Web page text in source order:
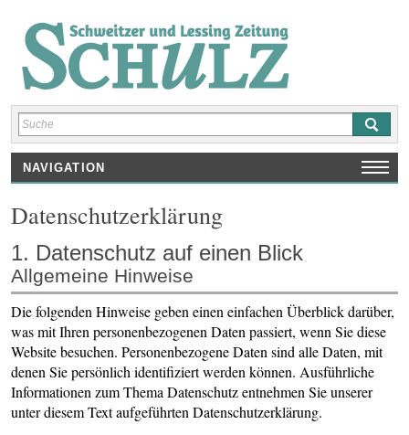
NAVIGATION
AUSGABEN
SCHULNEWS
INTERVIEWS/ REPORTAGEN
REZENSIONEN
KUNST/ KULTUR/ SPRACHEN
SPORT
SHOP
Datenschutz­erklärung
1. Datenschutz auf einen Blick
Allgemeine Hinweise
Die folgenden Hinweise geben einen einfachen Überblick darüber,
was mit Ihren personenbezogenen Daten passiert, wenn Sie diese
Website besuchen. Personenbezogene Daten sind alle Daten, mit
denen Sie persönlich identifiziert werden können. Ausführliche
Informationen zum Thema Datenschutz entnehmen Sie unserer
unter diesem Text aufgeführten Datenschutzerklärung.